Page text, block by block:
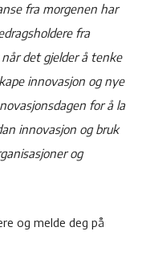
fra morgenen har
fra
det gjelder å tenke
innovasjon og nye
for å la
innovasjon og bruk
og
og melde deg på